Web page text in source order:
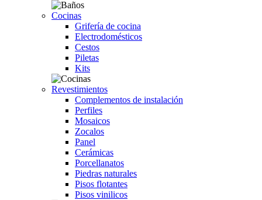
Cocinas
Grifería de cocina
Electrodomésticos
Cestos
Piletas
Kits
Revestimientos
Complementos de instalación
Perfiles
Mosaicos
Zocalos
Panel
Cerámicas
Porcellanatos
Piedras naturales
Pisos flotantes
Pisos vinilicos